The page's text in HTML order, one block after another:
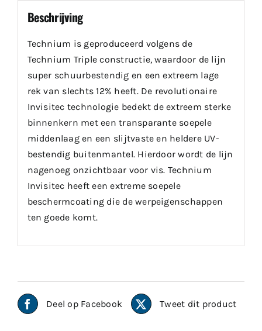
Beschrijving
Technium is geproduceerd volgens de
Technium Triple constructie, waardoor de lijn
super schuurbestendig en een extreem lage
rek van slechts 12% heeft. De revolutionaire
Invisitec technologie bedekt de extreem sterke
binnenkern met een transparante soepele
middenlaag en een slijtvaste en heldere UV-
bestendig buitenmantel. Hierdoor wordt de lijn
nagenoeg onzichtbaar voor vis. Technium
Invisitec heeft een extreme soepele
beschermcoating die de werpeigenschappen
ten goede komt.
Deel op Facebook Tweet dit product